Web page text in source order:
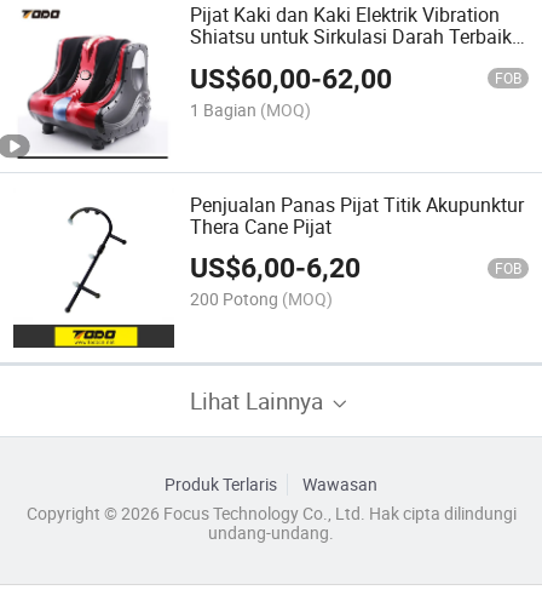
Pijat Kaki dan Kaki Elektrik Vibration
Shiatsu untuk Sirkulasi Darah Terbaik
US$60,00-62,00 FOB
1 Bagian (MOQ)
Penjualan Panas Pijat Titik Akupunktur
Thera Cane Pijat
US$6,00-6,20 FOB
200 Potong (MOQ)
Lihat Lainnya
Produk Terlaris
Wawasan
Copyright © 2026 Focus Technology Co., Ltd. Hak cipta dilindungi
undang-undang.